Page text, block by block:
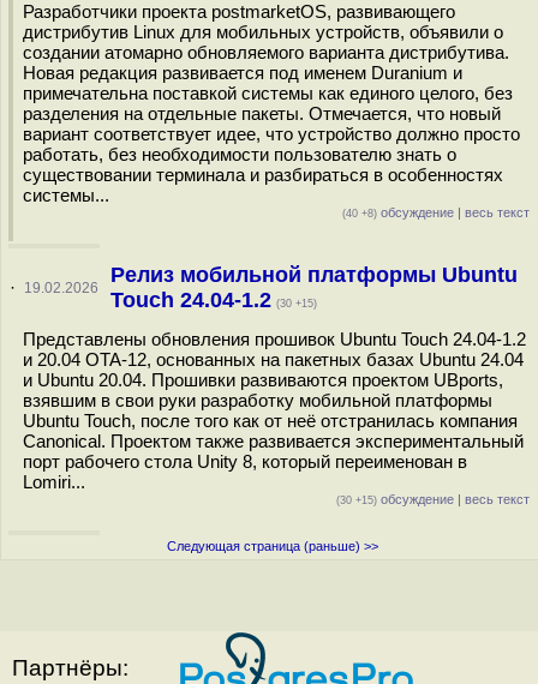
Разработчики проекта postmarketOS, развивающего
дистрибутив Linux для мобильных устройств, объявили о
создании атомарно обновляемого варианта дистрибутива.
Новая редакция развивается под именем Duranium и
примечательна поставкой системы как единого целого, без
разделения на отдельные пакеты. Отмечается, что новый
вариант соответствует идее, что устройство должно просто
работать, без необходимости пользователю знать о
существовании терминала и разбираться в особенностях
системы...
(40 +8) обсуждение | весь текст
· 19.02.2026
Релиз мобильной платформы Ubuntu
Touch 24.04-1.2 (30 +15)
Представлены обновления прошивок Ubuntu Touch 24.04-1.2
и 20.04 OTA-12, основанных на пакетных базах Ubuntu 24.04
и Ubuntu 20.04. Прошивки развиваются проектом UBports,
взявшим в свои руки разработку мобильной платформы
Ubuntu Touch, после того как от неё отстранилась компания
Canonical. Проектом также развивается экспериментальный
порт рабочего стола Unity 8, который переименован в
Lomiri...
(30 +15) обсуждение | весь текст
Следующая страница (раньше) >>
Партнёры: